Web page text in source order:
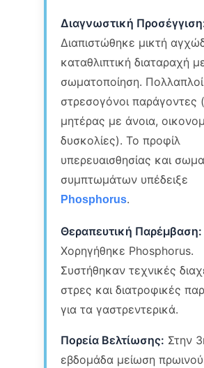
Διαγνωστική
Διαπιστώθηκε μικτή
καταθλιπτική διαταραχή
σωματοποίηση. Πολλαπλοί
στρεσογόνοι παράγοντες
μητέρας με άνοια,
δυσκολίες). Το προφίλ
υπερευαισθησίας και
συμπτωμάτων υπέδειξε
Phosphorus.
Θεραπευτική Παρέμβαση:
Χορηγήθηκε Phosphorus.
Συστήθηκαν τεχνικές
στρες και διατροφικές
για τα γαστρεντερικά.
Πορεία Βελτίωσης: Στην
εβδομάδα μείωση